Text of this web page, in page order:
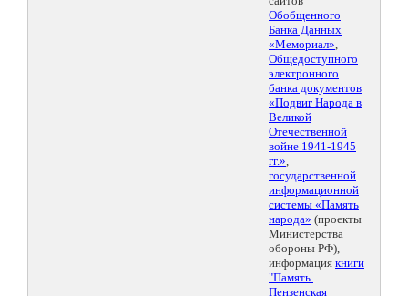
Обобщенного
Банка Данных
«Мемориал»,
Общедоступного
электронного
банка документов
«Подвиг Народа в
Великой
Отечественной
войне 1941-1945
гг.»,
государственной
информационной
системы «Память
народа» (проекты
Министерства
обороны РФ),
информация книги
"Память.
Пензенская